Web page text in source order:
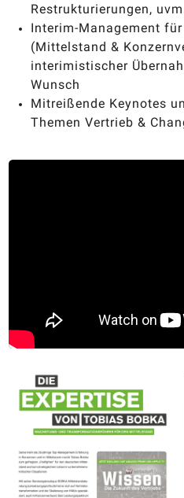
Restrukturierungen,
Interim-Management für
(Mittelstand &
interimistischer
Wunsch
Mitreißende Keynotes
Themen Vertrieb &